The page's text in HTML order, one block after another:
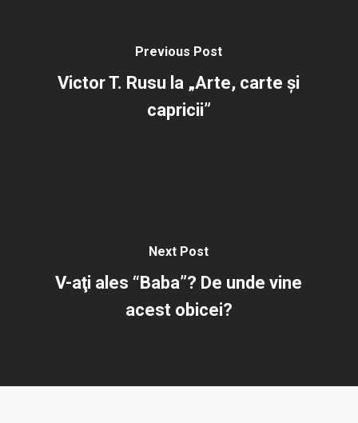
Previous Post
Victor T. Rusu la „Arte, carte şi
capricii”
Next Post
V-aţi ales “Baba”? De unde vine
acest obicei?